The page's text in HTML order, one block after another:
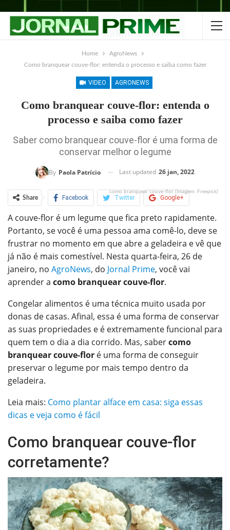
Home
AgroNews
Como branquear couve-flor: entenda o processo e saiba como fazer
VIDEO AGRONEWS
Como branquear couve-flor: entenda o
processo e saiba como fazer
Saber como branquear couve-flor é uma forma de
conservar melhor o legume
By Paola Patrício Last updated 26 jan, 2022
como branquear couve-flor (Imagem: Freepick)
Share Facebook Twitter Google+
ReddIt WhatsApp Pinterest
A couve-flor é um legume que fica preto rapidamente.
Portanto, se você é uma pessoa ama comê-lo, deve se
frustrar no momento em que abre a geladeira e vê que
já não é mais comestível. Nesta quarta-feira, 26 de
janeiro, no AgroNews, do Jornal Prime, você vai
aprender a como branquear couve-flor.
Congelar alimentos é uma técnica muito usada por
donas de casas. Afinal, essa é uma forma de conservar
as suas propriedades e é extremamente funcional para
quem tem o dia a dia corrido. Mas, sabercomo
branquear couve-flor é uma forma de conseguir
preservar o legume por mais tempo dentro da
geladeira.
Leia mais: Como plantar alface em casa: siga essas
dicas e veja como é fácil
Como branquear couve-flor
corretamente?